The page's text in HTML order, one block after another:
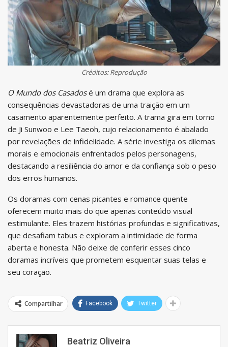
Créditos: Reprodução
O Mundo dos Casadosé um drama que explora as
consequências devastadoras de uma traição em um
casamento aparentemente perfeito. A trama gira em torno
de Ji Sunwoo e Lee Taeoh, cujo relacionamento é abalado
por revelações de infidelidade. A série investiga os dilemas
morais e emocionais enfrentados pelos personagens,
destacando a resiliência do amor e da confiança sob o peso
dos erros humanos.
Os doramas com cenas picantes e romance quente
oferecem muito mais do que apenas conteúdo visual
estimulante. Eles trazem histórias profundas e significativas,
que desafiam tabus e exploram a intimidade de forma
aberta e honesta. Não deixe de conferir esses cinco
doramas incríveis que prometem esquentar suas telas e
seu coração.
Compartilhar Facebook Twitter
Beatriz Oliveira